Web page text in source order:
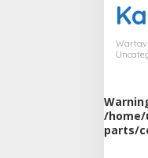
/home/
parts/